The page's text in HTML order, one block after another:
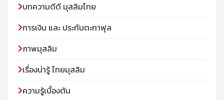
บทความดีดี มุสลิมไทย
การเงิน และ ประกันตะกาฟุล
ภาพมุสลิม
เรื่องน่ารู้ ไทยมุสลิม
ความรู้เบื้องต้น